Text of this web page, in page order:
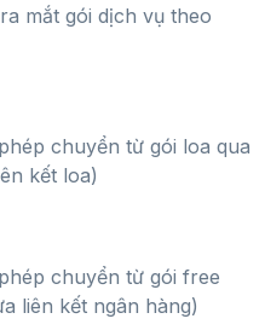
mắt gói dịch vụ theo
chuyển từ gói loa qua
kết loa)
chuyển từ gói free
liên kết ngân hàng)